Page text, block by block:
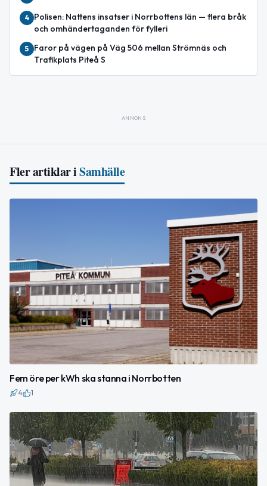
4
Polisen: Nattens insatser i Norrbottens län — flera bråk
och omhändertaganden för fylleri
5
Faror på vägen på Väg 506 mellan Strömnäs och
Trafikplats Piteå S
ANNONS
Fler artiklar iSamhälle
Fem öre per kWh ska stanna i Norrbotten
4 1